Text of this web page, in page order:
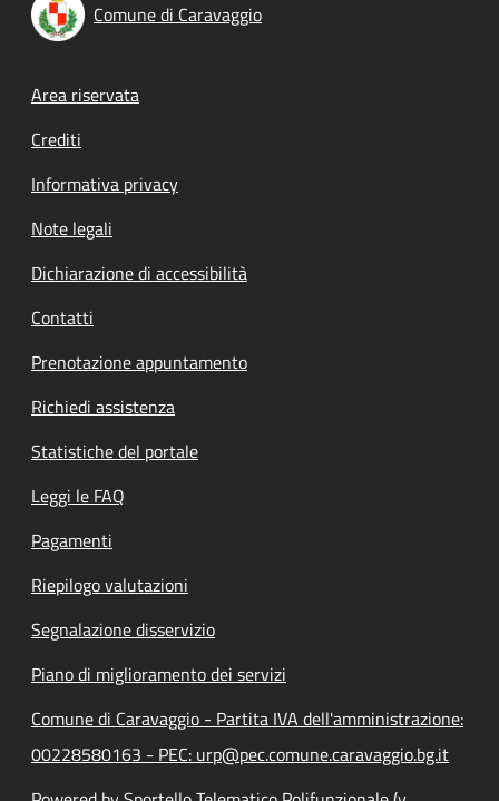
Comune di Caravaggio
Footer menu
Area riservata
Crediti
Informativa privacy
Note legali
Dichiarazione di accessibilità
Contatti
Prenotazione appuntamento
Richiedi assistenza
Statistiche del portale
Leggi le FAQ
Pagamenti
Riepilogo valutazioni
Segnalazione disservizio
Piano di miglioramento dei servizi
Comune di Caravaggio - Partita IVA dell'amministrazione:
00228580163 - PEC: urp@pec.comune.caravaggio.bg.it